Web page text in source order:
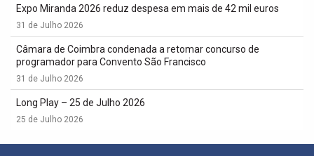
Expo Miranda 2026 reduz despesa em mais de 42 mil euros
31 de Julho 2026
Câmara de Coimbra condenada a retomar concurso de
programador para Convento São Francisco
31 de Julho 2026
Long Play – 25 de Julho 2026
25 de Julho 2026